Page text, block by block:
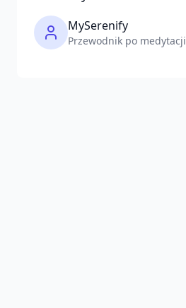
MySerenify
Przewodnik po medytacji